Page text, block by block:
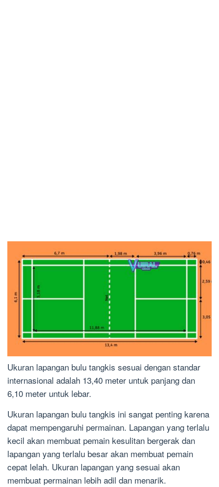
Ukuran lapangan bulu tangkis sesuai dengan standar
internasional adalah 13,40 meter untuk panjang dan
6,10 meter untuk lebar.
Ukuran lapangan bulu tangkis ini sangat penting karena
dapat mempengaruhi permainan. Lapangan yang terlalu
kecil akan membuat pemain kesulitan bergerak dan
lapangan yang terlalu besar akan membuat pemain
cepat lelah. Ukuran lapangan yang sesuai akan
membuat permainan lebih adil dan menarik.